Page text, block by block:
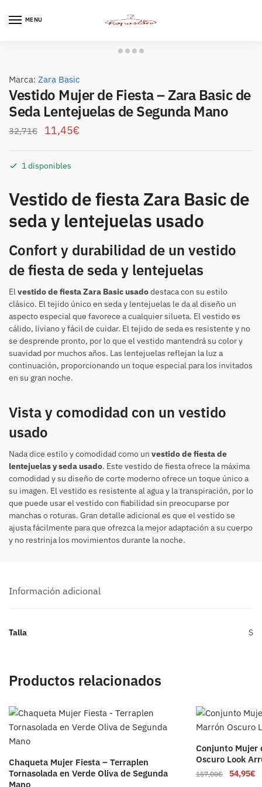
MENU
Marca: Zara Basic
Vestido Mujer de Fiesta – Zara Basic de
Seda Lentejuelas de Segunda Mano
32,71€ 11,45€
1 disponibles
Vestido de fiesta Zara Basic de
seda y lentejuelas usado
Confort y durabilidad de un vestido
de fiesta de seda y lentejuelas
Elvestido de fiesta Zara Basic usadodestaca con su estilo
clásico. El tejido único en seda y lentejuelas le da al diseño un
aspecto especial que favorece a cualquier silueta. El vestido es
cálido, liviano y fácil de cuidar. El tejido de seda es resistente y no
se desprende pronto, por lo que el vestido mantendrá su color y
suavidad por muchos años. Las lentejuelas reflejan la luz a
continuación, proporcionando un toque especial para los invitados
en su gran noche.
Vista y comodidad con un vestido
usado
Nada dice estilo y comodidad como un vestido de fiesta de
lentejuelas y seda usado. Este vestido de fiesta ofrece la máxima
comodidad y su diseño de corte moderno ofrece un toque único a
su imagen. El vestido es resistente al agua y la transpiración, por lo
que puede usar el vestido con fiabilidad sin preocuparse por
manchas o roturas. Gran detalle adicional es que el vestido se
ajusta fácilmente para que ofrezca la mejor adaptación a su cuerpo
y no restrinja los movimientos durante la noche.
Información adicional
Talla S
Productos relacionados
Chaqueta Mujer Fiesta – Terraplen
Tornasolada en Verde Oliva de Segunda
Mano
Conjunto Mujer
Oscuro Look
157,00€ 54,95€